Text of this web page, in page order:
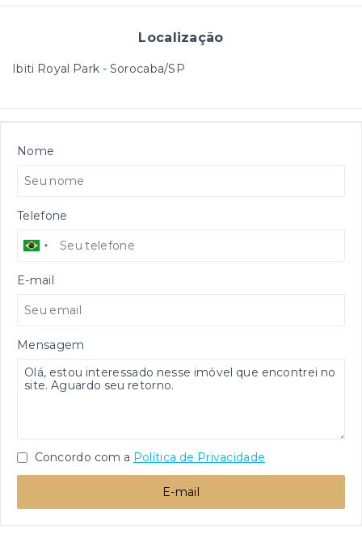
Localização
Ibiti Royal Park - Sorocaba/SP
Nome
Telefone
E-mail
Mensagem
Concordo com a Política de Privacidade
E-mail